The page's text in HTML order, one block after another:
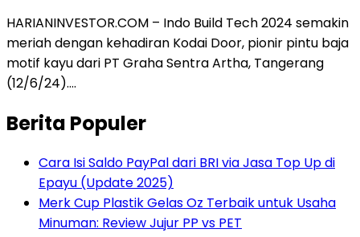
HARIANINVESTOR.COM – Indo Build Tech 2024 semakin
meriah dengan kehadiran Kodai Door, pionir pintu baja
motif kayu dari PT Graha Sentra Artha, Tangerang
(12/6/24)….
Berita Populer
Cara Isi Saldo PayPal dari BRI via Jasa Top Up di
Epayu (Update 2025)
Merk Cup Plastik Gelas Oz Terbaik untuk Usaha
Minuman: Review Jujur PP vs PET